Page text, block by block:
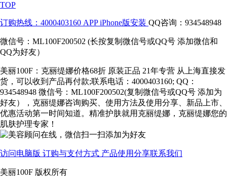
TOP
订购热线：4000403160 APP iPhone版安装 QQ咨询：934548948
微信号：ML100F200502 (长按复制微信号或QQ号 添加微信和
QQ为好友）
美丽100F：克丽缇娜价格68折 原装正品 21年专营 从上海直接发
货，可以收到产品再付款;联系电话：4000403160; QQ：
934548948 微信号：ML100F200502(复制微信号或QQ号 添加为
好友），克丽缇娜咨询购买、使用方法及使用分享、新品上市、
优惠活动第一时间知道。精准护肤就用克丽缇娜，克丽缇娜您的
肌肤护理专家！
访问电脑版 订购与支付方式 产品使用分享联系我们
美丽100F 版权所有